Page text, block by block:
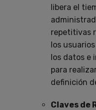
libera el
repetitivas
los
los datos e
para
definición
Claves de